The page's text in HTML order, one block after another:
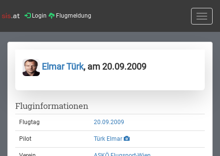
Login Flugmeldung
Toggle
Elmar Türk, am 20.09.2009
Fluginformationen
Flugtag 20.09.2009
Pilot Türk Elmar